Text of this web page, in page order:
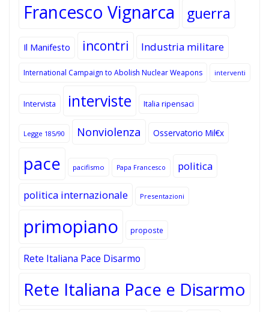
Francesco Vignarca guerra
Il Manifesto incontri Industria militare
International Campaign to Abolish Nuclear Weapons interventi
Intervista interviste Italia ripensaci
Legge 185/90 Nonviolenza Osservatorio Mil€x
pace pacifismo Papa Francesco politica
politica internazionale Presentazioni
primopiano proposte
Rete Italiana Pace Disarmo
Rete Italiana Pace e Disarmo